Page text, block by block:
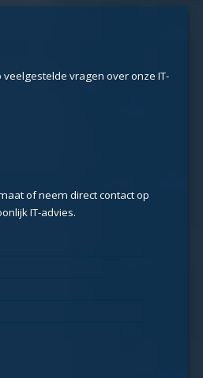
vragen over onze IT-
of neem direct contact op
IT-advies.